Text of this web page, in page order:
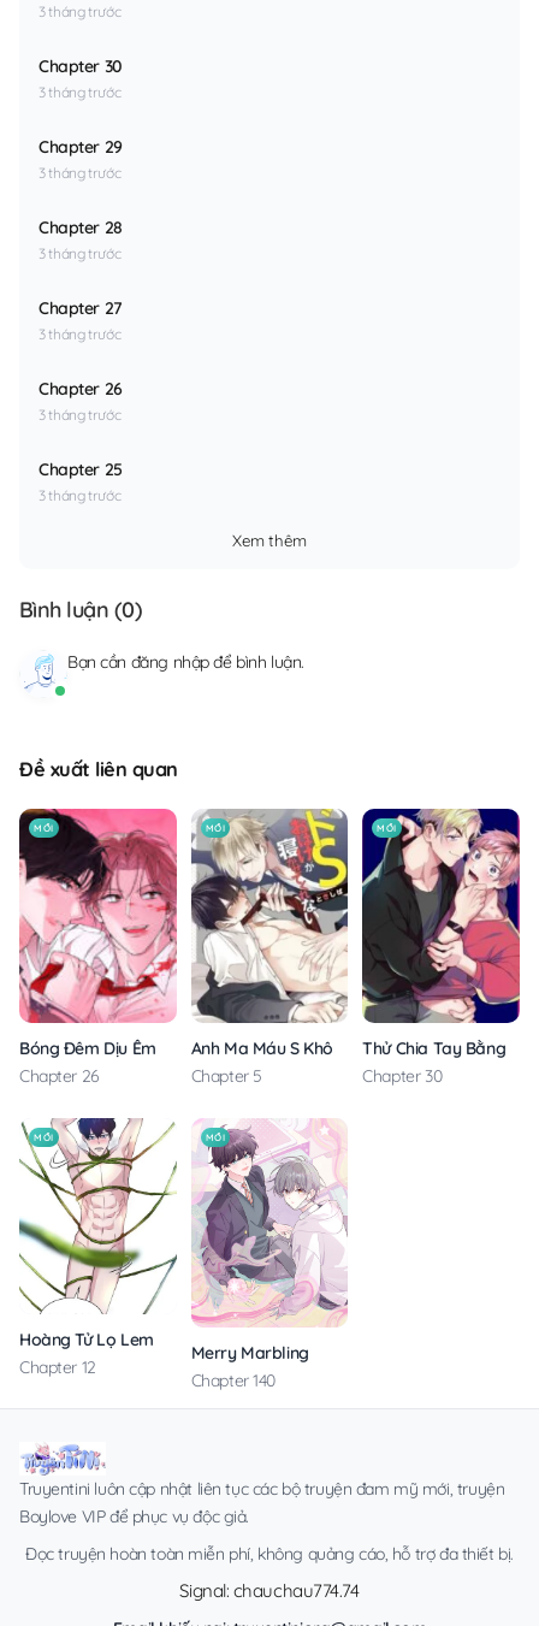
3 tháng trước
Chapter 30
3 tháng trước
Chapter 29
3 tháng trước
Chapter 28
3 tháng trước
Chapter 27
3 tháng trước
Chapter 26
3 tháng trước
Chapter 25
3 tháng trước
Xem thêm
Bình luận (0)
Bạn cần đăng nhậpđể bình luận.
Đề xuất liên quan
MỚI
Bóng Đêm Dịu Êm
Chapter 26
MỚI
Anh Ma Máu S Không Cho Tôi Ngủ Yên
Chapter 5
MỚI
Thử Chia Tay Bằng
Chapter 30
MỚI
Hoàng Tử Lọ Lem
Chapter 12
MỚI
Merry Marbling
Chapter 140
Truyentini luôn cập nhật liên tục các bộ truyện đam mỹ mới, truyện
Boylove VIP để phục vụ độc giả.
Đọc truyện hoàn toàn miễn phí, không quảng cáo, hỗ trợ đa thiết bị.
Signal: chauchau774.74